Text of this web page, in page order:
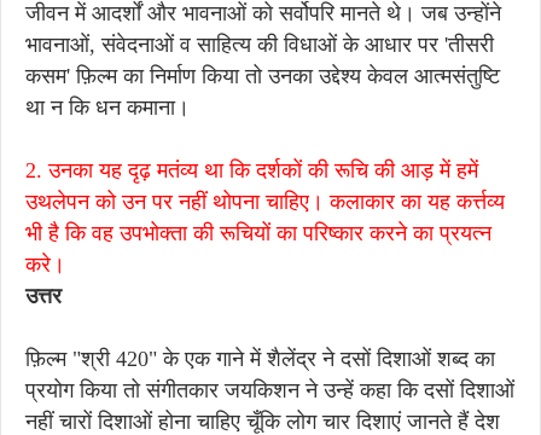
जीवन में आदर्शों और भावनाओं को सर्वोपरि मानते थे। जब उन्होंने
भावनाओं, संवेदनाओं व साहित्य की विधाओं के आधार पर 'तीसरी
कसम' फ़िल्म का निर्माण किया तो उनका उद्देश्य केवल आत्मसंतुष्टि
था न कि धन कमाना।
2. उनका यह दृढ़ मतंव्य था कि दर्शकों की रूचि की आड़ में हमें
उथलेपन को उन पर नहीं थोपना चाहिए। कलाकार का यह कर्त्तव्य
भी है कि वह उपभोक्ता की रूचियों का परिष्कार करने का प्रयत्न
करे।
उत्तर
फ़िल्म "श्री 420" के एक गाने में शैलेंद्र ने दसों दिशाओं शब्द का
प्रयोग किया तो संगीतकार जयकिशन ने उन्हें कहा कि दसों दिशाओं
नहीं चारों दिशाओं होना चाहिए चूँकि लोग चार दिशाएं जानते हैं देश